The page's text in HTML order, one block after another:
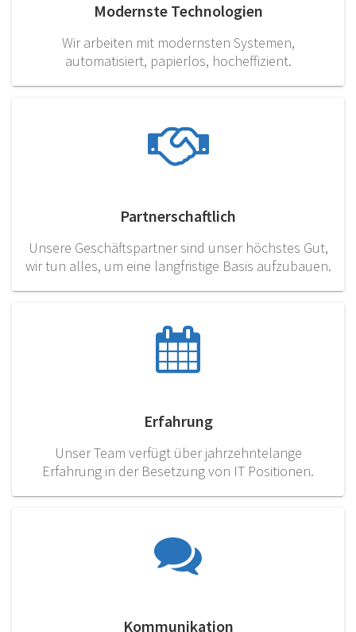
Modernste Technologien
Wir arbeiten mit modernsten Systemen,
automatisiert, papierlos, hocheffizient.
Partnerschaftlich
Unsere Geschäftspartner sind unser höchstes Gut,
wir tun alles, um eine langfristige Basis aufzubauen.
Erfahrung
Unser Team verfügt über jahrzehntelange
Erfahrung in der Besetzung von IT Positionen.
Kommunikation